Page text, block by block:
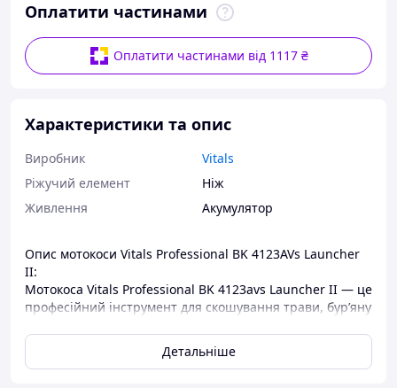
Оплатити частинами
Оплатити частинами від 1117 ₴
Характеристики та опис
Виробник
Vitals
Ріжучий елемент
Ніж
Живлення
Акумулятор
Опис мотокоси Vitals Professional BK 4123AVs Launcher
II:
Мотокоса Vitals Professional BK 4123avs Launcher II — це
професійний інструмент для скошування трави, бур’яну
застосовують на ділянках з рівним або складним
рельєфом, у важкодоступних місцях, а також на схилах.
Детальніше